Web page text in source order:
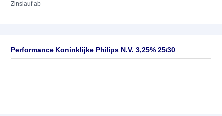
Zinslauf ab
Performance Koninklijke Philips N.V. 3,25% 25/30